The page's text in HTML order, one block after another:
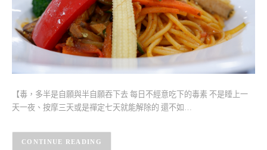
【毒，多半是自願與半自願吞下去 每日不經意吃下的毒素 不是睡上一
天一夜、按摩三天或是禪定七天就能解除的 還不如…
CONTINUE READING